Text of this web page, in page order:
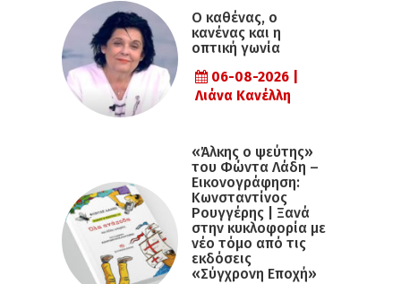
Ο καθένας, ο
κανένας και η
οπτική γωνία
06-08-2026 |
Λιάνα Κανέλλη
«Άλκης ο ψεύτης»
του Φώντα Λάδη –
Εικονογράφηση:
Κωνσταντίνος
Ρουγγέρης | Ξανά
στην κυκλοφορία με
νέο τόμο από τις
εκδόσεις
«Σύγχρονη Εποχή»